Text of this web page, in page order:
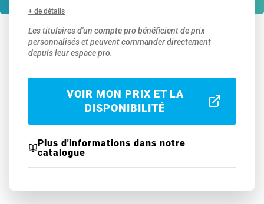
+ de détails
Les titulaires d'un compte pro bénéficient de prix
personnalisés et peuvent commander directement
depuis leur espace pro.
VOIR MON PRIX ET LA
DISPONIBILITÉ
Plus d'informations dans notre
catalogue